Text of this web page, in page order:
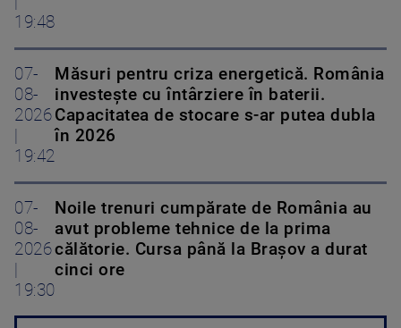
19:48
07-
08-
2026
19:42
Măsuri pentru criza energetică. România
investește cu întârziere în baterii.
Capacitatea de stocare s-ar putea dubla
în 2026
07-
08-
2026
19:30
Noile trenuri cumpărate de România au
avut probleme tehnice de la prima
călătorie. Cursa până la Brașov a durat
cinci ore